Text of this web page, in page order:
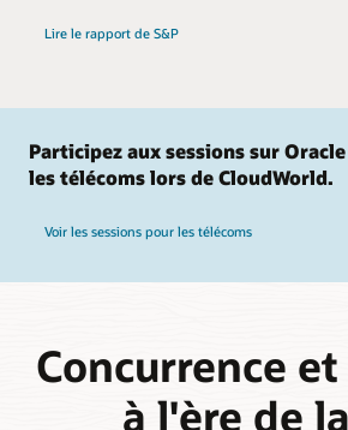
Lire le rapport de S&P
Participez aux sessions sur
les télécoms lors de CloudWorld.
Voir les sessions pour les télécoms
Concurrence
à l'ère de